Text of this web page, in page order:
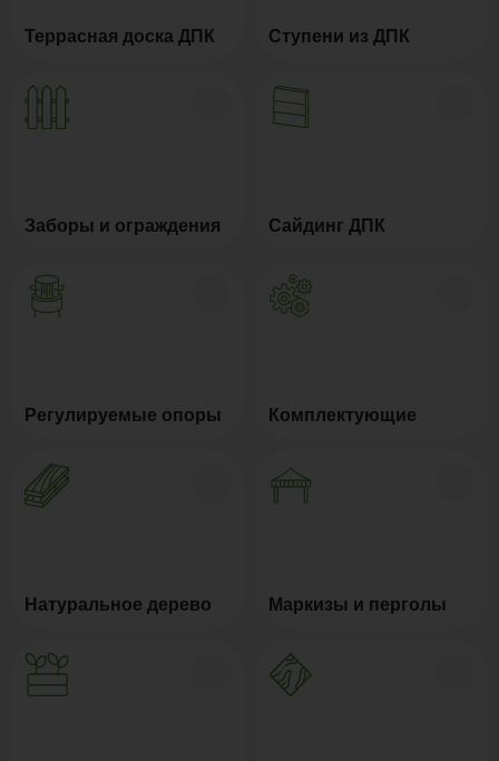
Террасная доска ДПК Ступени из ДПК
Заборы и ограждения Сайдинг ДПК
Регулируемые опоры Комплектующие
Натуральное дерево Маркизы и перголы